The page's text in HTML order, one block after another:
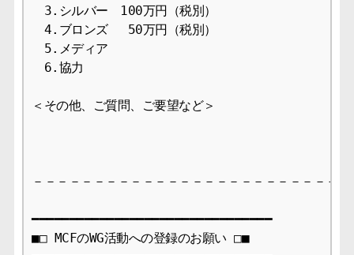
3.シルバー　100万円（税別）
4.ブロンズ　 50万円（税別）
5.メディア
6.協力
＜その他、ご質問、ご要望など＞
－－－－－－－－－－－－－－－－－－－－－－－－－
━━━━━━━━━━━━━━━━━━━━━━━━━━━━━━━━
■□ MCFのWG活動への登録のお願い □■